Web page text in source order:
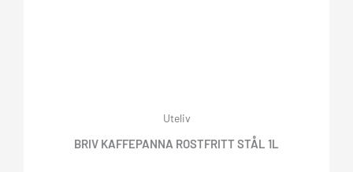
Uteliv
BRIV KAFFEPANNA ROSTFRITT STÅL 1L